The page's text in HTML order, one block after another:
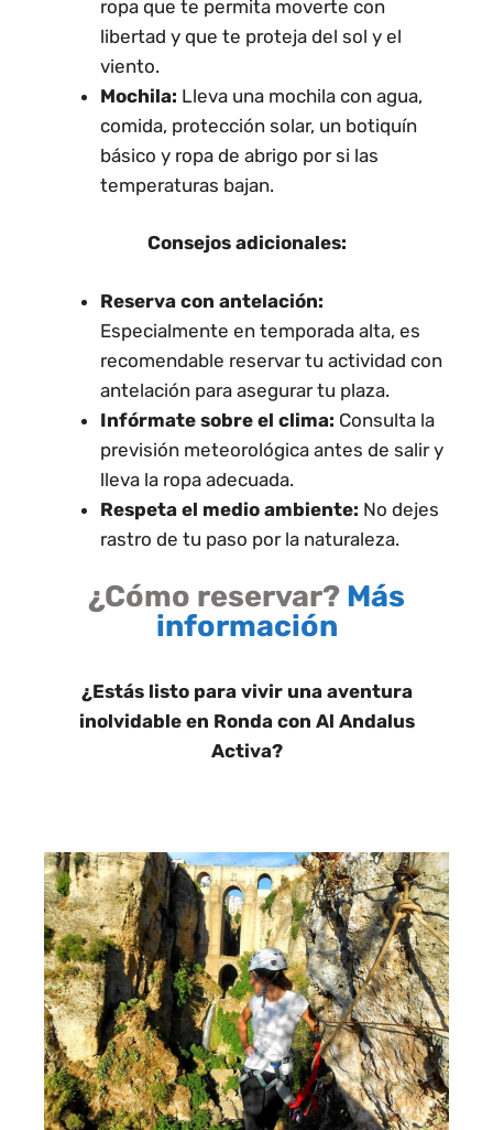
ropa que te permita moverte con
libertad y que te proteja del sol y el
viento.
Mochila: Lleva una mochila con agua,
comida, protección solar, un botiquín
básico y ropa de abrigo por si las
temperaturas bajan.
Consejos adicionales:
Reserva con antelación:
Especialmente en temporada alta, es
recomendable reservar tu actividad con
antelación para asegurar tu plaza.
Infórmate sobre el clima: Consulta la
previsión meteorológica antes de salir y
lleva la ropa adecuada.
Respeta el medio ambiente: No dejes
rastro de tu paso por la naturaleza.
¿Cómo reservar? Más
información
¿Estás listo para vivir una aventura
inolvidable en Ronda con Al Andalus
Activa?